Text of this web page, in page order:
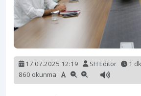
17.07.2025 12:19 SH Editör
1
860 okunma